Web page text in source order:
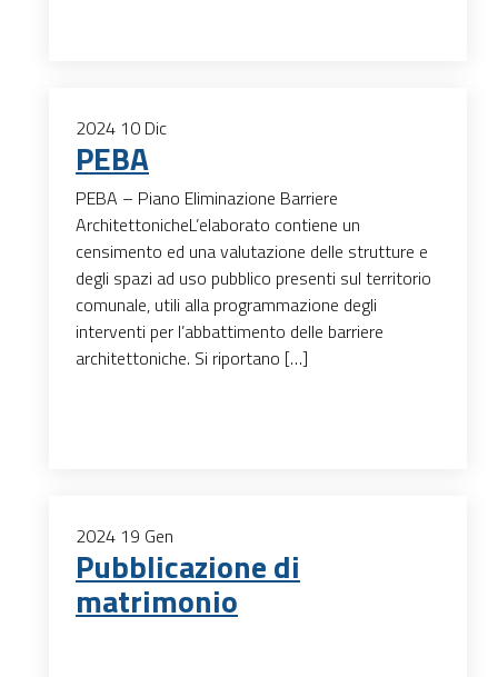
2024 10 Dic
PEBA
PEBA – Piano Eliminazione Barriere
ArchitettonicheL’elaborato contiene un
censimento ed una valutazione delle strutture e
degli spazi ad uso pubblico presenti sul territorio
comunale, utili alla programmazione degli
interventi per l’abbattimento delle barriere
architettoniche. Si riportano […]
2024 19 Gen
Pubblicazione di
matrimonio